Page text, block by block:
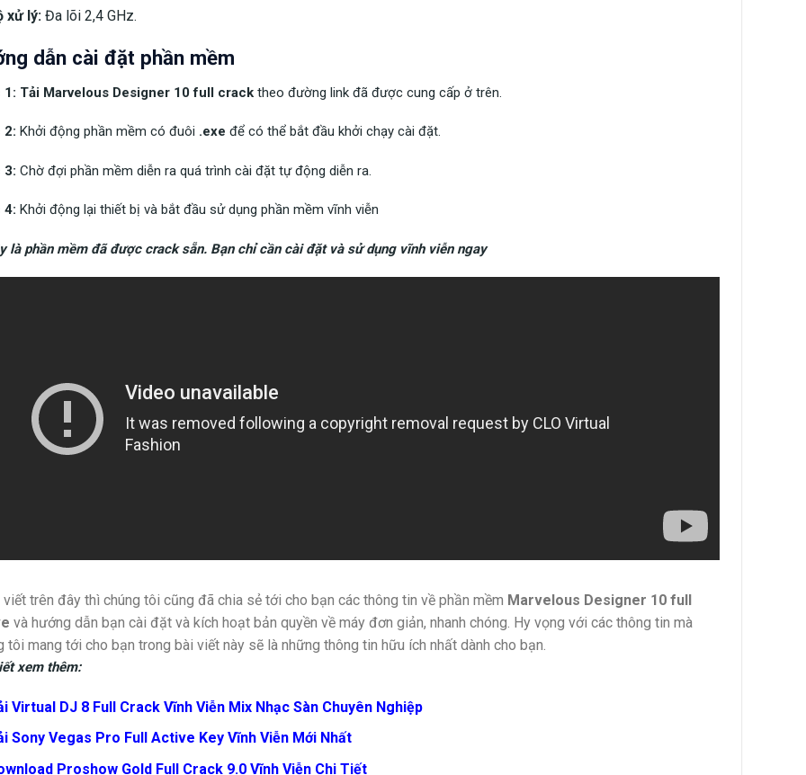
xử lý:Đa lõi 2,4 GHz.
dẫn cài đặt phần mềm
1: Tải Marvelous Designer 10 full crack theo đường link đã được cung cấp ở trên.
2: Khởi động phần mềm có đuôi .exe để có thể bắt đầu khởi chạy cài đặt.
3: Chờ đợi phần mềm diễn ra quá trình cài đặt tự động diễn ra.
4: Khởi động lại thiết bị và bắt đầu sử dụng phần mềm vĩnh viễn
là phần mềm đã được crack sẵn. Bạn chỉ cần cài đặt và sử dụng vĩnh viễn ngay
viết trên đây thì chúng tôi cũng đã chia sẻ tới cho bạn các thông tin về phần mềm Marvelous Designer 10 full
và hướng dẫn bạn cài đặt và kích hoạt bản quyền về máy đơn giản, nhanh chóng. Hy vọng với các thông tin mà
tôi mang tới cho bạn trong bài viết này sẽ là những thông tin hữu ích nhất dành cho bạn.
xem thêm:
Virtual DJ 8 Full Crack Vĩnh Viễn Mix Nhạc Sàn Chuyên Nghiệp
Sony Vegas Pro Full Active Key Vĩnh Viễn Mới Nhất
Proshow Gold Full Crack 9.0 Vĩnh Viễn Chi Tiết